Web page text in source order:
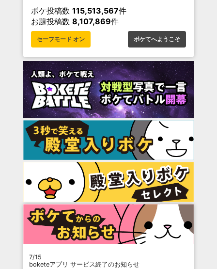
ボケ投稿数 115,513,567件
お題投稿数 8,107,869件
セーフモード オン ボケてへようこそ
7/15
boketeアプリ サービス終了のお知らせ